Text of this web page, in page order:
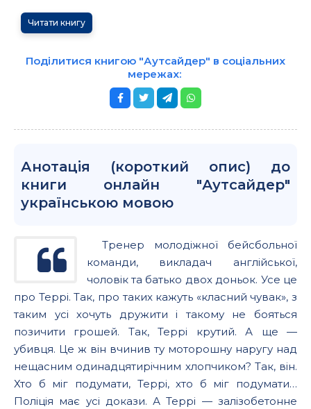
Читати книгу
Поділитися книгою "Аутсайдер" в соціальних
мережах:
Анотація (короткий опис) до
книги онлайн "Аутсайдер"
українською мовою
Тренер молодіжної бейсбольної
команди, викладач англійської,
чоловік та батько двох доньок. Усе це
про Террі. Так, про таких кажуть «класний чувак», з
таким усі хочуть дружити і такому не бояться
позичити грошей. Так, Террі крутий. А ще —
убивця. Це ж він вчинив ту моторошну наругу над
нещасним одинадцятирічним хлопчиком? Так, він.
Хто б міг подумати, Террі, хто б міг подумати…
Поліція має усі докази. А Террі — залізобетонне